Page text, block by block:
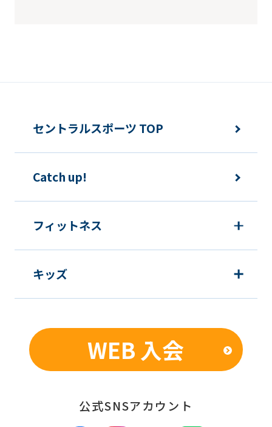
セントラルスポーツ TOP
Catch up!
フィットネス
キッズ
WEB 入会
公式SNSアカウント